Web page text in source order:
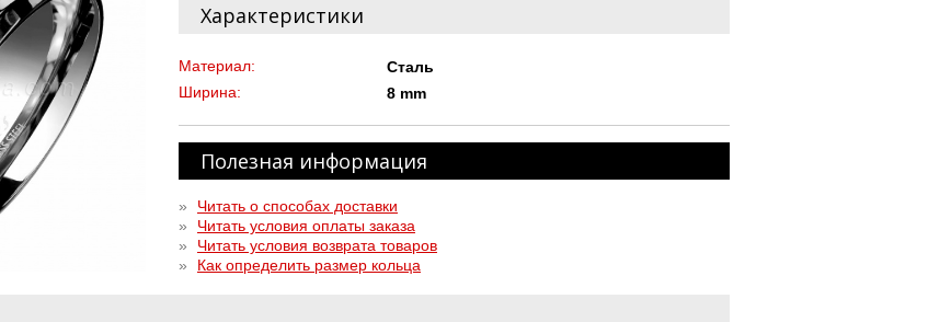
Характеристики
Материал:
Сталь
Ширина:
8 mm
Полезная информация
»
Читать о способах доставки
»
Читать условия оплаты заказа
»
Читать условия возврата товаров
»
Как определить размер кольца